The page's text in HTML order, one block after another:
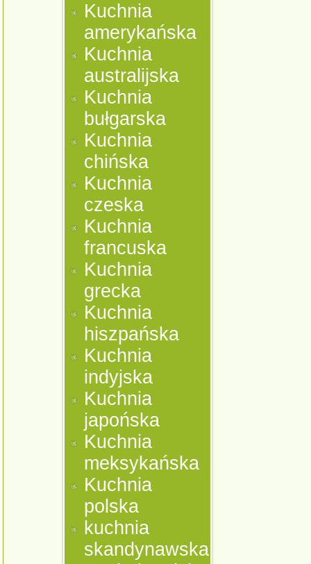
Kuchnia
amerykańska
Kuchnia
australijska
Kuchnia
bułgarska
Kuchnia
chińska
Kuchnia
czeska
Kuchnia
francuska
Kuchnia
grecka
Kuchnia
hiszpańska
Kuchnia
indyjska
Kuchnia
japońska
Kuchnia
meksykańska
Kuchnia
polska
kuchnia
skandynawska